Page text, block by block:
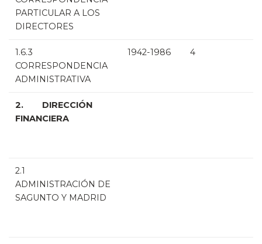
PARTICULAR A LOS
DIRECTORES
1.6.3
CORRESPONDENCIA
ADMINISTRATIVA
1942-1986 4
2. DIRECCIÓN
FINANCIERA
2.1
ADMINISTRACIÓN DE
SAGUNTO Y MADRID